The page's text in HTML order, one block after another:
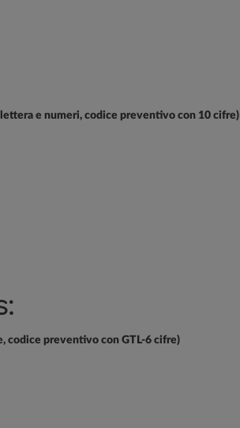
e numeri, codice preventivo con 10 cifre)
codice preventivo con GTL-6 cifre)